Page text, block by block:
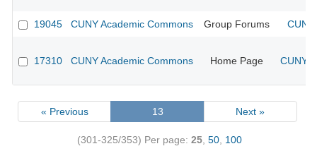
19045 CUNY Academic Commons Group Forums
17310 CUNY Academic Commons Home Page CUNY
« Previous 13 Next »
(301-325/353) Per page: 25 50 100